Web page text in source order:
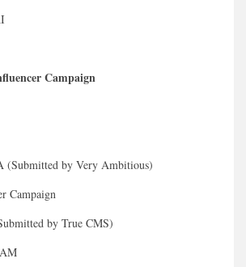
Campaign
(Submitted by Very Ambitious)
Campaign
by True CMS)